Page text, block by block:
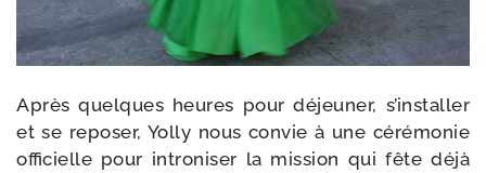
Après quelques heures pour déjeu­ner, s’installer
et se repo­ser, Yolly nous convie à une céré­mo­nie
offi­cielle pour intro­ni­ser la mis­sion qui fête déjà